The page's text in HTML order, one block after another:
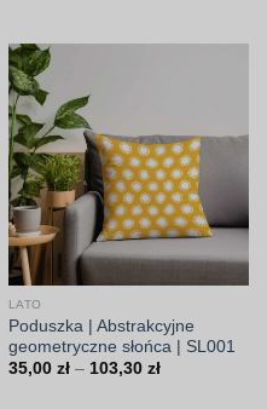
LATO
Poduszka | Abstrakcyjne
geometryczne słońca | SL001
35,00 zł – 103,30 złZakres